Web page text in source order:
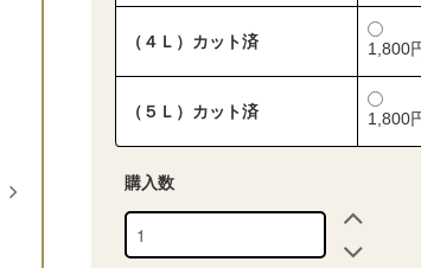
（４Ｌ）カット済 1,800
（５Ｌ）カット済 1,800
購入数